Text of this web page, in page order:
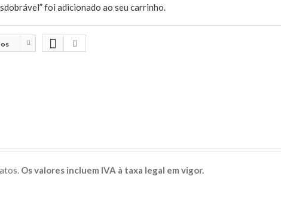
foi adicionado ao seu carrinho.
Os valores incluem IVA à taxa legal em vigor.